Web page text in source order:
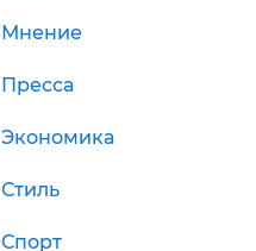
Мнение
Пресса
Экономика
Стиль
Спорт